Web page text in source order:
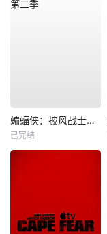
蝙蝠侠：披风战士第二季
已完结